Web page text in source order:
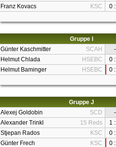
Franz Kovacs
KSC 0
Gruppe I
Günter Kaschmitter
SCAH
-
Helmut Chlada
HSEBC
0
Helmut Baminger
HSEBC 0
Gruppe J
Alexej Goldobin
SCD
-
Alexander Trinkl
15 Reds
1
Stjepan Rados
KSC
0
Günter Frech
KSC 0